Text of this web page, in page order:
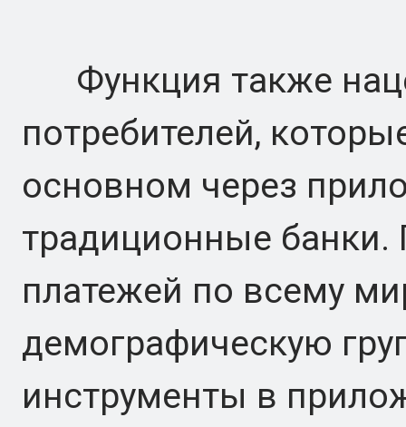
Функция также
потребителей,
основном через
традиционные
платежей по всему
демографическую
инструменты в